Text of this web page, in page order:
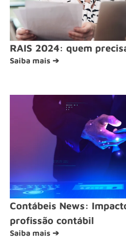
RAIS 2024: quem
Saiba mais ➔
Contábeis News:
profissão contábil
Saiba mais ➔